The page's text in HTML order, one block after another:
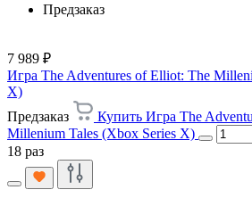
Предзаказ
7 989 ₽
Игра The Adventures of Elliot: The
X)
Предзаказ
Купить Игра The
Millenium Tales (Xbox Series X)
18 раз